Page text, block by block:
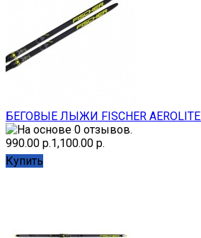
БЕГОВЫЕ ЛЫЖИ FISCHER AEROLITE
990.00 р.1,100.00 р.
Купить